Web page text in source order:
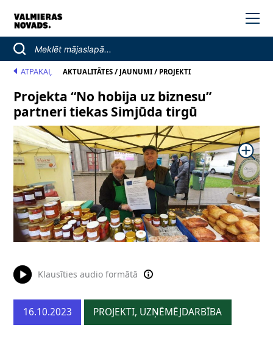
ATPAKAĻ AKTUALITĀTES/ JAUNUMI/ PROJEKTI
Projekta “No hobija uz biznesu”
partneri tiekas Simjūda tirgū
Klausīties audio formātā
16.10.2023 PROJEKTI, UZŅĒMĒJDARBĪBA